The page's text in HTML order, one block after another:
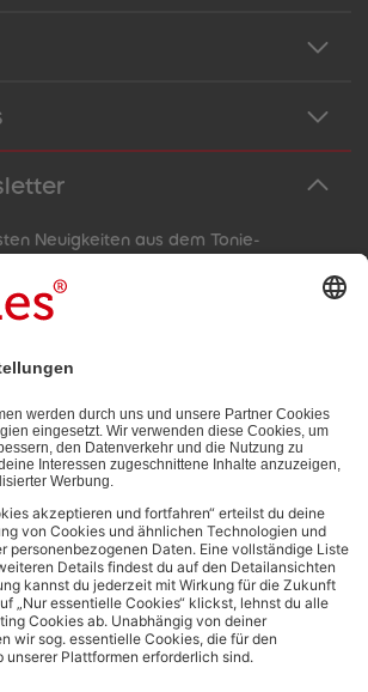
Neuigkeiten aus dem Tonie-
du unseren E-Mail-Newsletter, der
von dir zu Werbezwecken bereitgestellten
(z.B. Abspielinformationen) basiert. Du
jederzeit kostenlos abbestellen.
.
Bezahlmethoden: